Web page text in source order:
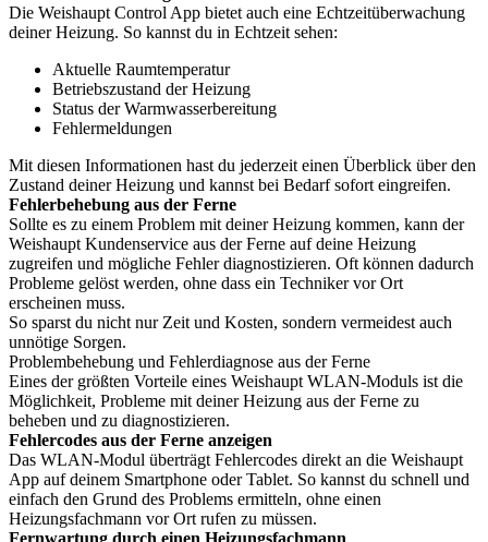
Die Weishaupt Control App bietet auch eine Echtzeitüberwachung
deiner Heizung. So kannst du in Echtzeit sehen:
Aktuelle Raumtemperatur
Betriebszustand der Heizung
Status der Warmwasserbereitung
Fehlermeldungen
Mit diesen Informationen hast du jederzeit einen Überblick über den
Zustand deiner Heizung und kannst bei Bedarf sofort eingreifen.
Fehlerbehebung aus der Ferne
Sollte es zu einem Problem mit deiner Heizung kommen, kann der
Weishaupt Kundenservice aus der Ferne auf deine Heizung
zugreifen und mögliche Fehler diagnostizieren. Oft können dadurch
Probleme gelöst werden, ohne dass ein Techniker vor Ort
erscheinen muss.
So sparst du nicht nur Zeit und Kosten, sondern vermeidest auch
unnötige Sorgen.
Problembehebung und Fehlerdiagnose aus der Ferne
Eines der größten Vorteile eines Weishaupt WLAN-Moduls ist die
Möglichkeit, Probleme mit deiner Heizung aus der Ferne zu
beheben und zu diagnostizieren.
Fehlercodes aus der Ferne anzeigen
Das WLAN-Modul überträgt Fehlercodes direkt an die Weishaupt
App auf deinem Smartphone oder Tablet. So kannst du schnell und
einfach den Grund des Problems ermitteln, ohne einen
Heizungsfachmann vor Ort rufen zu müssen.
Fernwartung durch einen Heizungsfachmann